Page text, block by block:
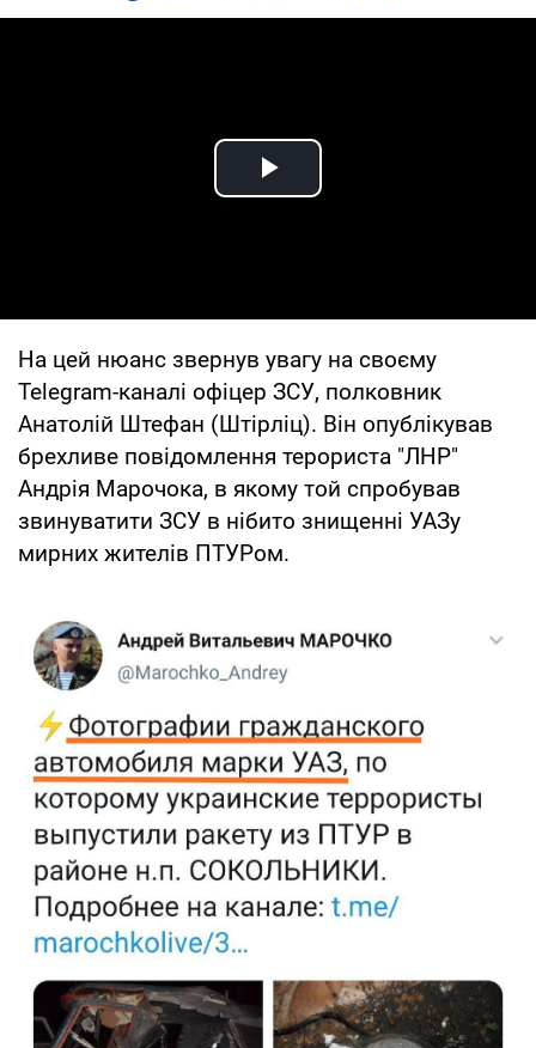
Play Video
На цей нюанс звернув увагу на своєму
Telegram-каналі офіцер ЗСУ, полковник
Анатолій Штефан (Штірліц). Він опублікував
брехливе повідомлення терориста "ЛНР"
Андрія Марочока, в якому той спробував
звинуватити ЗСУ в нібито знищенні УАЗу
мирних жителів ПТУРом.